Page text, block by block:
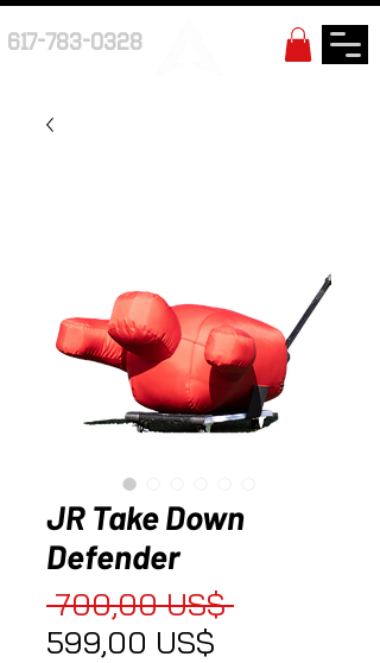
617-783-0328
JR Take Down
Defender
700,00 US$ Precio
599,00 US$